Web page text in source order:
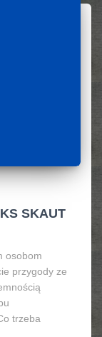
SKAUT
osobom
przygody ze
trzeba